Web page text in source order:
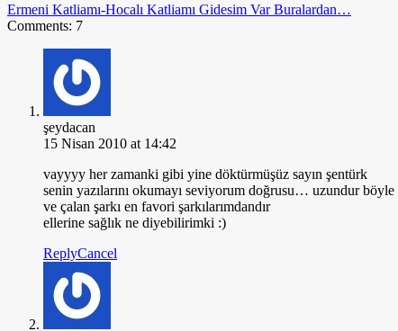
Ermeni Katliamı-Hocalı Katliamı Gidesim Var Buralardan…
Comments: 7
şeydacan
15 Nisan 2010 at 14:42
vayyyy her zamanki gibi yine döktürmüşüz sayın şentürk
senin yazılarını okumayı seviyorum doğrusu… uzundur böyle
ve çalan şarkı en favori şarkılarımdandır
ellerine sağlık ne diyebilirimki :)
ReplyCancel